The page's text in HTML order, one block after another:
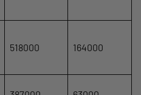
518000 164000